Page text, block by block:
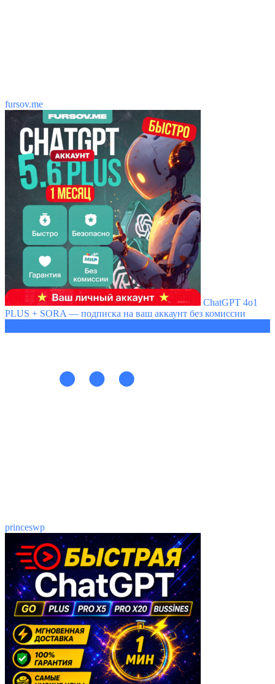
fursov.me
ChatGPT 4o1
PLUS + SORA — подписка на ваш аккаунт без комиссии
princeswp